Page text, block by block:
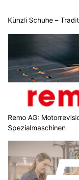
Künzli Schuhe –
Remo AG:
Spezialmaschinen